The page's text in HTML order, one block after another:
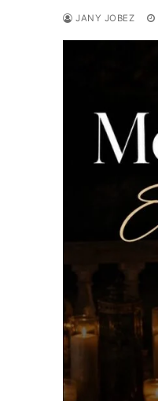
JANY JOBEZ